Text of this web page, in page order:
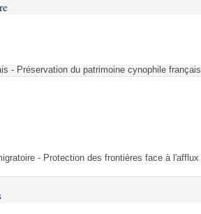
- Préservation du patrimoine cynophile français
- Protection des frontières face à l'afflux